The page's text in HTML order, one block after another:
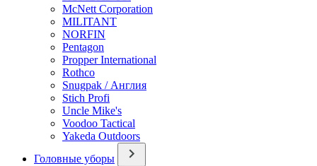
McNett Corporation
MILITANT
NORFIN
Pentagon
Propper International
Rothco
Snugpak / Англия
Stich Profi
Uncle Mike's
Voodoo Tactical
Yakeda Outdoors
Головные уборы